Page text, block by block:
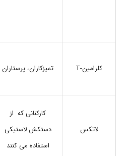
کلرامین-T تمیزکاران، پرستاران
لاتکس
کارکنانی که از
دستکش لاستیکی
استفاده می کنند